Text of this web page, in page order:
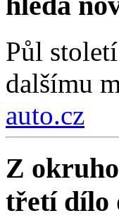
Půl
dalšímu
auto.cz
Z
třetí dílo